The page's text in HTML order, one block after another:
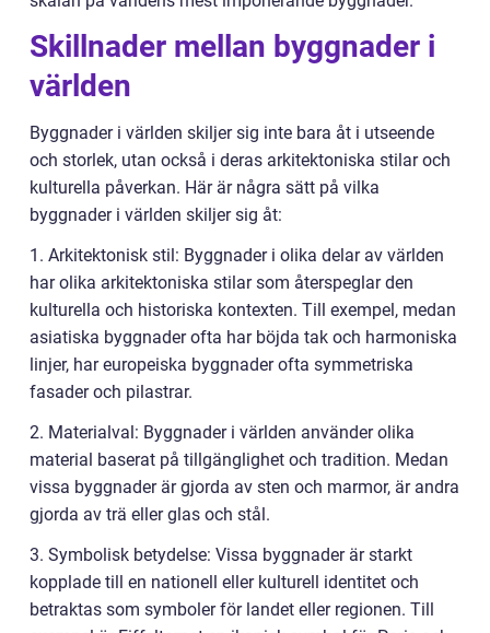
Skillnader mellan byggnader i
världen
Byggnader i världen skiljer sig inte bara åt i utseende
och storlek, utan också i deras arkitektoniska stilar och
kulturella påverkan. Här är några sätt på vilka
byggnader i världen skiljer sig åt:
1. Arkitektonisk stil: Byggnader i olika delar av världen
har olika arkitektoniska stilar som återspeglar den
kulturella och historiska kontexten. Till exempel, medan
asiatiska byggnader ofta har böjda tak och harmoniska
linjer, har europeiska byggnader ofta symmetriska
fasader och pilastrar.
2. Materialval: Byggnader i världen använder olika
material baserat på tillgänglighet och tradition. Medan
vissa byggnader är gjorda av sten och marmor, är andra
gjorda av trä eller glas och stål.
3. Symbolisk betydelse: Vissa byggnader är starkt
kopplade till en nationell eller kulturell identitet och
betraktas som symboler för landet eller regionen. Till